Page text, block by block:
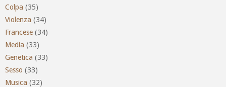
Colpa (35)
Violenza (34)
Francese (34)
Media (33)
Genetica (33)
Sesso (33)
Musica (32)